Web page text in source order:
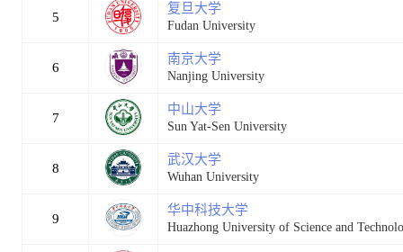
5
复旦大学
Fudan University
6
南京大学
Nanjing University
7
中山大学
Sun Yat-Sen University
8
武汉大学
Wuhan University
9
华中科技大学
Huazhong University of Science and